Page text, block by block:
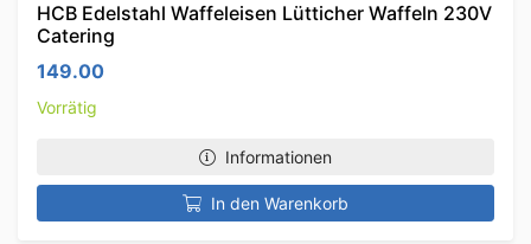
HCB Edelstahl Waffeleisen Lütticher Waffeln 230V
Catering
149.00
Vorrätig
Informationen
In den Warenkorb